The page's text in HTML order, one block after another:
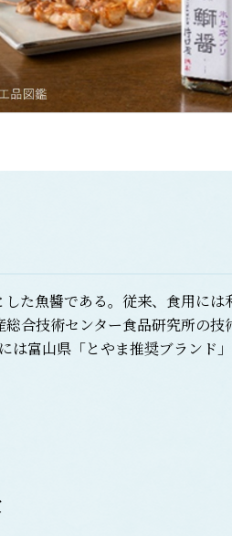
た魚醬である。従来、食用には
合技術センター食品研究所の技
富山県「とやま推奨ブランド」